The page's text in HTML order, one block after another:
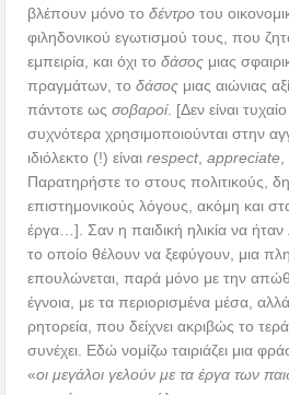
βλέπουν μόνο τοδέντρο του
φιληδονικού εγωτισμού τους, που
εμπειρία, και όχι τοδάσος μιας
πραγμάτων, τοδάσος μιας αιώνιας
πάντοτε ωςσοβαροί. [Δεν είναι
συχνότερα χρησιμοποιούνται στην
ιδιόλεκτο (!) είναιrespect,appreciate
Παρατηρήστε το στους πολιτικούς,
επιστημονικούς λόγους, ακόμη και
έργα…]. Σαν η παιδική ηλικία να
το οποίο θέλουν να ξεφύγουν, μια
επουλώνεται, παρά μόνο με την
έγνοια, με τα περιορισμένα μέσα,
ρητορεία, που δείχνει ακριβώς το
συνέχει. Εδώ νομίζω ταιριάζει μια
«οι μεγάλοι γελούν με τα έργα των